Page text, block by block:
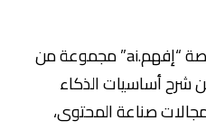
تشمل المواد التعليمية في منصة “إفهم.ai” مجموعة من
شرح أساسيات الذكاء
صناعة المحتوى،